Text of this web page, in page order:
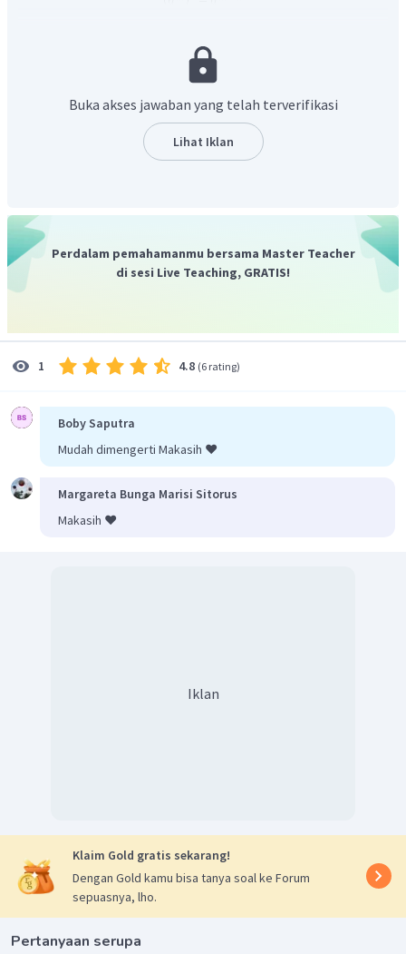
Jadi, jawaban yang tepat adalah A.
Buka akses jawaban yang telah terverifikasi
Lihat Iklan
Perdalam pemahamanmu bersama Master Teacher
di sesi Live Teaching, GRATIS!
1 4.8 (6 rating)
Boby Saputra
Mudah dimengerti Makasih ❤️
Margareta Bunga Marisi Sitorus
Makasih ❤️
Iklan
Klaim Gold gratis sekarang!
Dengan Gold kamu bisa tanya soal ke Forum
sepuasnya, lho.
Pertanyaan serupa